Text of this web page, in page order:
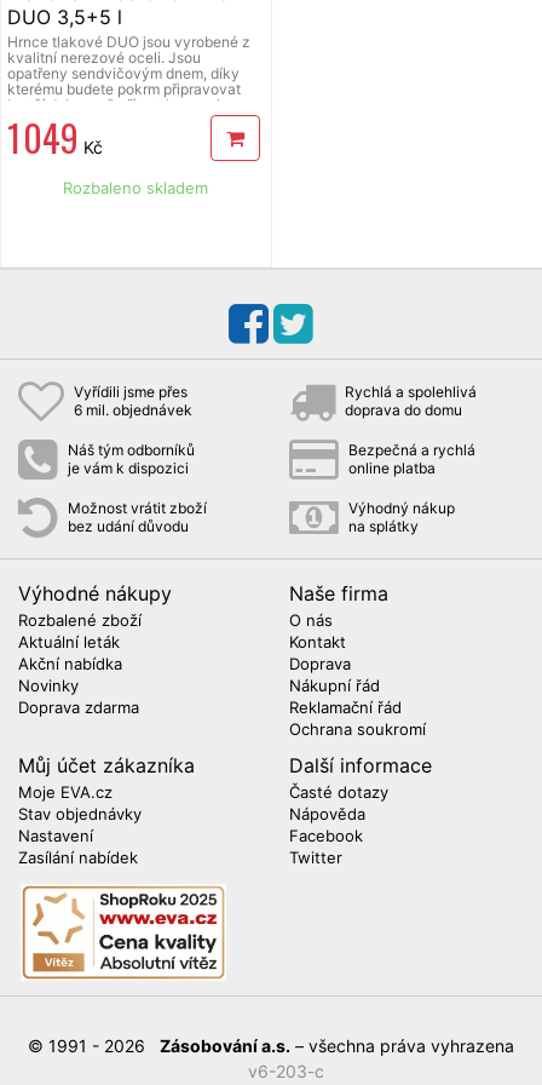
DUO 3,5+5 l
Hrnce tlakové DUO jsou vyrobené z
kvalitní nerezové oceli. Jsou
opatřeny sendvičovým dnem, díky
kterému budete pokrm připravovat
kratší dobu a ušetříte tak energie,
tlaková poklice s 2 bezpečnostními
ventily, součástí hrnce je i skleněná
poklice a nerezový košík na vaření v
hnce jsou vhodné na všechny typy
tepelných zdrojů včetně indukčních
1 049 Kč
Rozbaleno skladem
Vyřídili jsme přes
6 mil. objednávek
Rychlá a spolehlivá
doprava do domu
Náš tým odborníků
je vám k dispozici
Bezpečná a rychlá
online platba
Možnost vrátit zboží
bez udání důvodu
Výhodný nákup
na splátky
Výhodné nákupy
Rozbalené zboží
Aktuální leták
Akční nabídka
Novinky
Doprava zdarma
Naše firma
O nás
Kontakt
Doprava
Nákupní řád
Reklamační řád
Ochrana soukromí
Můj účet zákazníka
Moje EVA.cz
Stav objednávky
Nastavení
Zasílání nabídek
Další informace
Časté dotazy
Nápověda
Facebook
Twitter
© 1991 - 2026 Zásobování a.s. – všechna práva vyhrazena
v6-203-c